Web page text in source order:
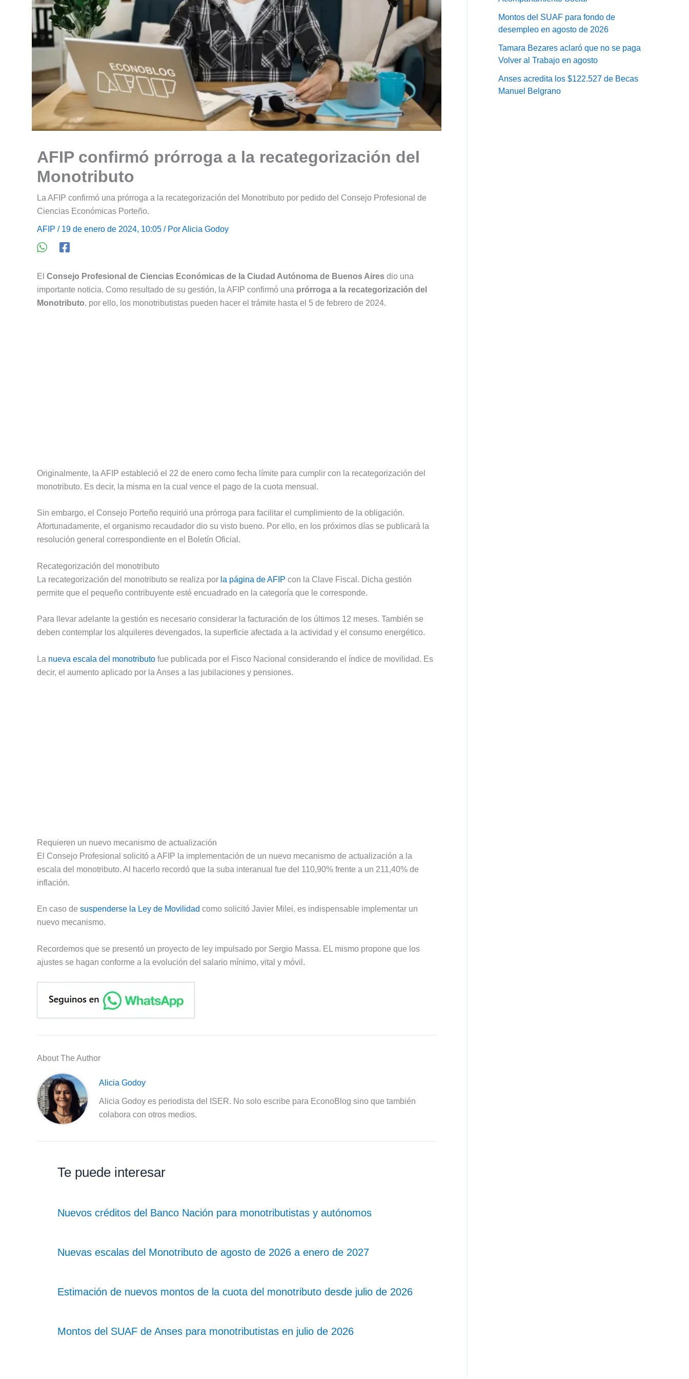
AFIP confirmó prórroga a la recategorización del
Monotributo
La AFIP confirmó una prórroga a la recategorización del Monotributo por pedido del Consejo Profesional de
Ciencias Económicas Porteño.
AFIP / 19 de enero de 2024, 10:05 / PorAlicia Godoy
El Consejo Profesional de Ciencias Económicas de la Ciudad Autónoma de Buenos Aires dio una
importante noticia. Como resultado de su gestión, la AFIP confirmó una prórroga a la recategorización del
Monotributo. por ello, los monotributistas pueden hacer el trámite hasta el 5 de febrero de 2024.
Originalmente, la AFIP estableció el 22 de enero como fecha límite para cumplir con la recategorización del
monotributo. Es decir, la misma en la cual vence el pago de la cuota mensual.
Sin embargo, el Consejo Porteño requirió una prórroga para facilitar el cumplimiento de la obligación.
Afortunadamente, el organismo recaudador dio su visto bueno. Por ello, en los próximos días se publicará la
resolución general correspondiente en el Boletín Oficial.
Recategorización del monotributo
La recategorización del monotributo se realiza por la página de AFIP con la Clave Fiscal. Dicha gestión
permite que el pequeño contribuyente esté encuadrado en la categoría que le corresponde.
Para llevar adelante la gestión es necesario considerar la facturación de los últimos 12 meses. También se
deben contemplar los alquileres devengados, la superficie afectada a la actividad y el consumo energético.
La nueva escala del monotributo fue publicada por el Fisco Nacional considerando el índice de movilidad. Es
decir, el aumento aplicado por la Anses a las jubilaciones y pensiones.
Requieren un nuevo mecanismo de actualización
El Consejo Profesional solicitó a AFIP la implementación de un nuevo mecanismo de actualización a la
escala del monotributo. Al hacerlo recordó que la suba interanual fue del 110,90% frente a un 211,40% de
inflación.
En caso de suspenderse la Ley de Movilidad como solicitó Javier Milei, es indispensable implementar un
nuevo mecanismo.
Recordemos que se presentó un proyecto de ley impulsado por Sergio Massa. EL mismo propone que los
ajustes se hagan conforme a la evolución del salario mínimo, vital y móvil.
About The Author
Alicia Godoy
Alicia Godoy es periodista del ISER. No solo escribe para EconoBlog sino que también
colabora con otros medios.
Te puede interesar
Nuevos créditos del Banco Nación para monotributistas y autónomos
Nuevas escalas del Monotributo de agosto de 2026 a enero de 2027
Estimación de nuevos montos de la cuota del monotributo desde julio de 2026
Montos del SUAF de Anses para monotributistas en julio de 2026
Montos del SUAF para fondo de
desempleo en agosto de 2026
Tamara Bezares aclaró que no se paga
Volver al Trabajo en agosto
Anses acredita los $122.527 de Becas
Manuel Belgrano